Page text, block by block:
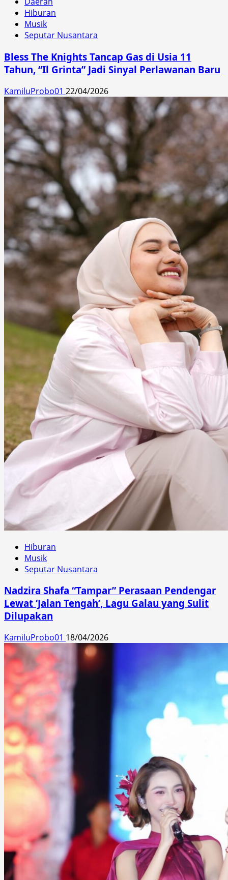
Hiburan
Musik
Seputar Nusantara
Bless The Knights Tancap Gas di Usia 11
Tahun, “Il Grinta” Jadi Sinyal Perlawanan Baru
KamiluProbo01 22/04/2026
Hiburan
Musik
Seputar Nusantara
Nadzira Shafa “Tampar” Perasaan Pendengar
Lewat ‘Jalan Tengah’, Lagu Galau yang Sulit
Dilupakan
KamiluProbo01 18/04/2026